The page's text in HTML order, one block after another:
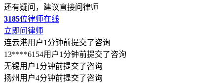
还有疑问，建议直接问律师
3185位律师在线
立即问律师
连云港用户1分钟前提交了咨询
13****6154用户1分钟前提交了咨询
无锡用户1分钟前提交了咨询
扬州用户4分钟前提交了咨询